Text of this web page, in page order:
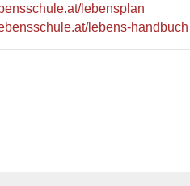
lebensplan
lebens-handbuch